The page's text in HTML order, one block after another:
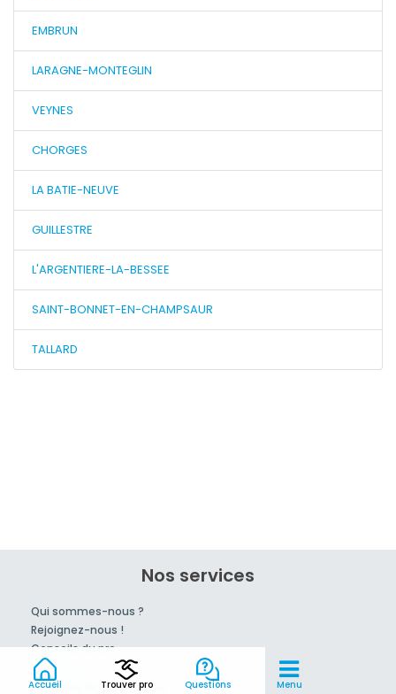
Accueil Trouver pro Questions Menu
EMBRUN
LARAGNE-MONTEGLIN
VEYNES
CHORGES
LA BATIE-NEUVE
GUILLESTRE
L'ARGENTIERE-LA-BESSEE
SAINT-BONNET-EN-CHAMPSAUR
TALLARD
Nos services
Qui sommes-nous ?
Rejoignez-nous !
Conseils du pro
tarif
Mentions légales et CGV